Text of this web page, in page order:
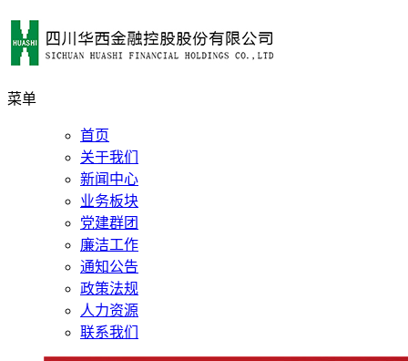
菜单
首页
关于我们
新闻中心
业务板块
党建群团
廉洁工作
通知公告
政策法规
人力资源
联系我们